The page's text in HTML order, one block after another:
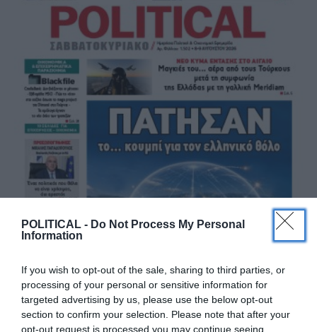
POLITICAL - Do Not Process My Personal
Information
If you wish to opt-out of the sale, sharing to third parties, or
processing of your personal or sensitive information for
targeted advertising by us, please use the below opt-out
section to confirm your selection. Please note that after your
opt-out request is processed you may continue seeing